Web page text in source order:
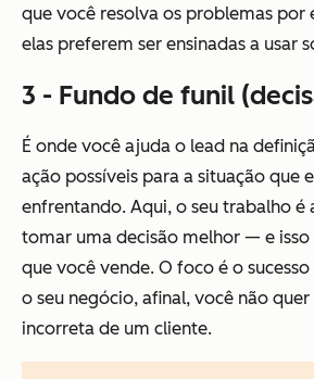
que você resolva os problemas por
elas preferem ser ensinadas a usar
3 - Fundo de funil
É onde você ajuda o lead na
ação possíveis para a situação que
enfrentando. Aqui, o seu trabalho é
tomar uma decisão melhor — e isso
que você vende. O foco é o
o seu negócio, afinal, você não quer
incorreta de um cliente.